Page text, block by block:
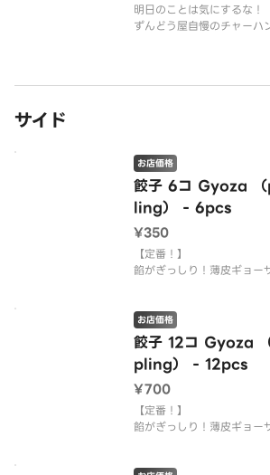
明日のことは気にするな！
ずんどう屋自慢のチャーハ
サイド
餃子 6コ Gyoza
ling） - 6pcs
お店価格
¥350
【定番！】
餡がぎっしり！薄皮ギョー
餃子 12コ Gyoza
pling） - 12pcs
お店価格
¥700
【定番！】
餡がぎっしり！薄皮ギョー